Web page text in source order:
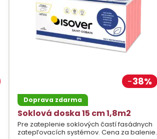
38%
Doprava zdarma
Soklová doska 15 cm 1,8m2
Pre zateplenie soklových častí fasádnych
zatepľovacích systémov. Cena za balenie.